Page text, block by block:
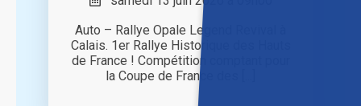
Auto – Rallye Opale Legend Revival à
Calais. 1er Rallye Historique des Hauts
de France ! Compétition comptant pour
la Coupe de France des [...]